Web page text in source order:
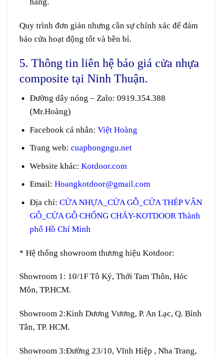
Quy trình đơn giản nhưng cần sự chính xác để đảm
bảo cửa hoạt động tốt và bền bỉ.
5. Thông tin liên hệ báo giá cửa nhựa
composite tại Ninh Thuận.
Đường dây nóng – Zalo: 0919.354.388
(Mr.Hoàng)
Facebook cá nhân: Việt Hoàng
Trang web: cuaphongngu.net
Website khác: Kotdoor.com
Email: Hoangkotdoor@gmail.com
Địa chỉ: CỬA NHỰA_CỬA GỖ_CỬA THÉP VÂN
GỖ_CỬA GỖ CHỐNG CHÁY-KOTDOOR Thành
phố Hồ Chí Minh
* Hệ thống showroom thương hiệu Kotdoor:
Showroom 1: 10/1F Tô Ký, Thới Tam Thôn, Hóc
Môn, TP.HCM.
Showroom 2:Kinh Dương Vương, P. An Lạc, Q. Bình
Tân, TP. HCM.
Showroom 3:Đường 23/10, Vĩnh Hiệp , Nha Trang,